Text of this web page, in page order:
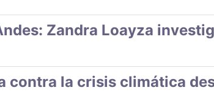
Zandra Loayza
contra la crisis climática